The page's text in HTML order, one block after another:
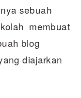
sebuah
membuat
blog
diajarkan